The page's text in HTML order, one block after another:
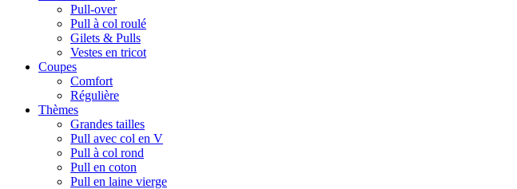
Pull-over
Pull à col roulé
Gilets & Pulls
Vestes en tricot
Coupes
Comfort
Régulière
Thèmes
Grandes tailles
Pull avec col en V
Pull à col rond
Pull en coton
Pull en laine vierge